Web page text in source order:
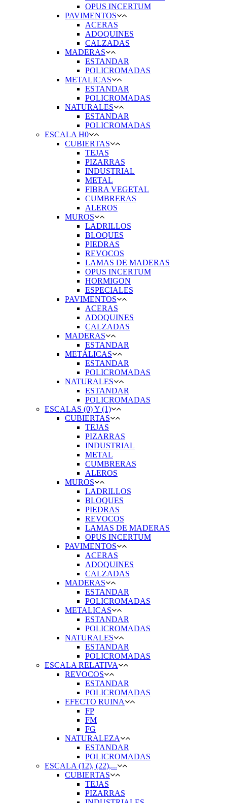
OPUS INCERTUM
PAVIMENTOS
ACERAS
ADOQUINES
CALZADAS
MADERAS
ESTANDAR
POLICROMADAS
METALICAS
ESTANDAR
POLICROMADAS
NATURALES
ESTANDAR
POLICROMADAS
ESCALA H0
CUBIERTAS
TEJAS
PIZARRAS
INDUSTRIAL
METAL
FIBRA VEGETAL
CUMBRERAS
ALEROS
MUROS
LADRILLOS
BLOQUES
PIEDRAS
REVOCOS
LAMAS DE MADERAS
OPUS INCERTUM
HORMIGON
ESPECIALES
PAVIMENTOS
ACERAS
ADOQUINES
CALZADAS
MADERAS
ESTANDAR
METÁLICAS
ESTANDAR
POLICROMADAS
NATURALES
ESTANDAR
POLICROMADAS
ESCALAS (0) Y (1)
CUBIERTAS
TEJAS
PIZARRAS
INDUSTRIAL
METAL
CUMBRERAS
ALEROS
MUROS
LADRILLOS
BLOQUES
PIEDRAS
REVOCOS
LAMAS DE MADERAS
OPUS INCERTUM
PAVIMENTOS
ACERAS
ADOQUINES
CALZADAS
MADERAS
ESTANDAR
POLICROMADAS
METALICAS
ESTANDAR
POLICROMADAS
NATURALES
ESTANDAR
POLICROMADAS
ESCALA RELATIVA
REVOCOS
ESTANDAR
POLICROMADAS
EFECTO RUINA
FP
FM
FG
NATURALEZA
ESTANDAR
POLICROMADAS
ESCALA (12), (22),...
CUBIERTAS
TEJAS
PIZARRAS